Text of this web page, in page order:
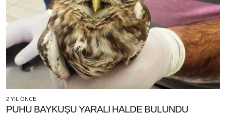
2 YIL ÖNCE
PUHU BAYKUŞU YARALI HALDE BULUNDU